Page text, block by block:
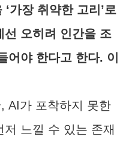
가장 취약한 고리’로
선 오히려 인간을 조
어야 한다고 한다. 이
AI가 포착하지 못한
느낄 수 있는 존재